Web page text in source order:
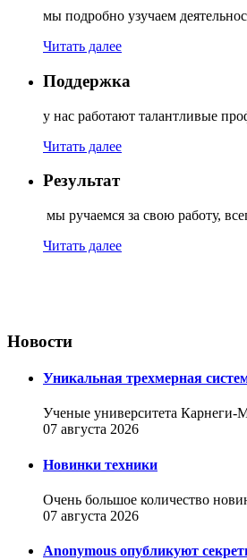
мы подробно узучаем
Читать далее
Поддержка
у нас работают талантливые
Читать далее
Результат
мы ручаемся за свою работу,
Читать далее
Новости
Уникальная трехмерная
Ученые университета Карнеги-
07 августа 2026
Новинки техники
Очень большое количество
07 августа 2026
Anonymous опубликуют